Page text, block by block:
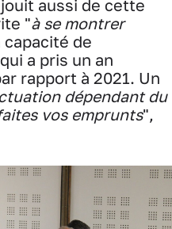
aussi de cette
"à se montrer
capacité de
a pris un an
rapport à 2021. Un
dépendant du
vos emprunts",